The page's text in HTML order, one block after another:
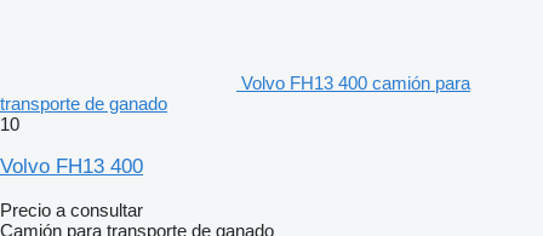
Volvo FH13 400 camión para
transporte de ganado
10
Volvo FH13 400
Precio a consultar
Camión para transporte de ganado